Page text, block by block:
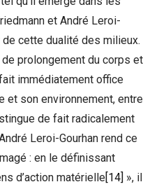
et André Leroi-
cette dualité des milieux.
prolongement du corps et
immédiatement office
et son environnement, entre
de fait radicalement
Leroi-Gourhan rend ce
: en le définissant
d’action matérielle[14] », il